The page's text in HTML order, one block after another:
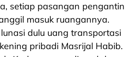
setiap pasangan pengantin
masuk ruangannya.
dulu uang transportasi
pribadi Masrijal Habib.